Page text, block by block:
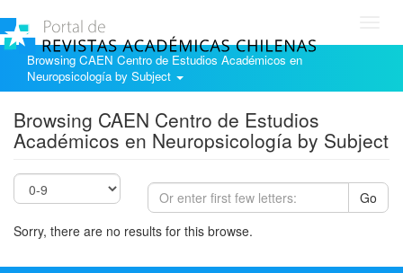
Browsing CAEN Centro de Estudios Académicos en
Neuropsicología by Subject
Browsing CAEN Centro de Estudios
Académicos en Neuropsicología by Subject
Go
Sorry, there are no results for this browse.